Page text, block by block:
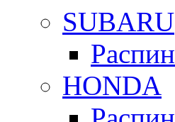
SUBARU
HONDA